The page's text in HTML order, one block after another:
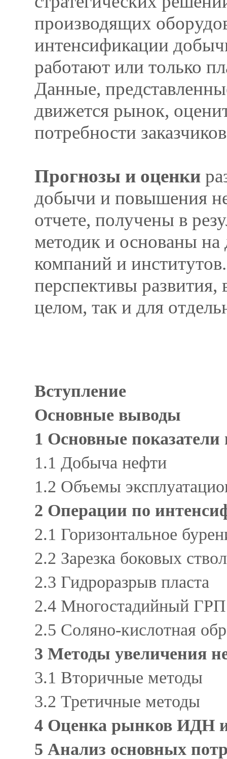
производящих
интенсификации
работают или только
Данные,
движется рынок,
потребности
Прогнозы и оценки
добычи и повышения
отчете, получены в
методик и основаны на
компаний и
перспективы
целом, так и для
Вступление
Основные выводы
1 Основные
1.1 Добыча нефти
1.2 Объемы
2 Операции по
2.1 Горизонтальное
2.2 Зарезка боковых
2.3 Гидроразрыв пласта
2.4 Многостадийный ГРП
2.5 Соляно-кислотная
3 Методы увеличения
3.1 Вторичные методы
3.2 Третичные методы
4 Оценка рынков
5 Анализ основных